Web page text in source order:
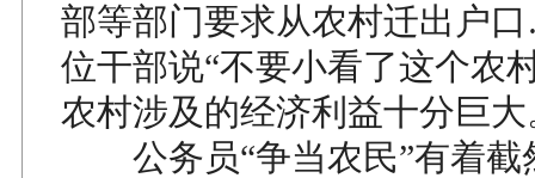
部等部门要求从农村迁出户
位干部说“不要小看了这个农
农村涉及的经济利益十分巨大
公务员“争当农民”有着截